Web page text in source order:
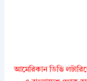
আমেরিকান ডিভি